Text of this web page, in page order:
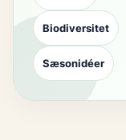
Biodiversitet
Sæsonidéer